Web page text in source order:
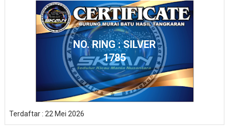
NO. RING : SILVER
1785
Terdaftar : 22 Mei 2026